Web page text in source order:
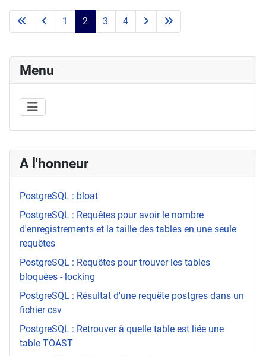
A l'honneur
PostgreSQL : bloat
PostgreSQL : Requêtes pour avoir le nombre
d'enregistrements et la taille des tables en une seule
requêtes
PostgreSQL : Requêtes pour trouver les tables
bloquées - locking
PostgreSQL : Résultat d'une requête postgres dans un
fichier csv
PostgreSQL : Retrouver à quelle table est liée une
table TOAST
1 2 3 4
Menu